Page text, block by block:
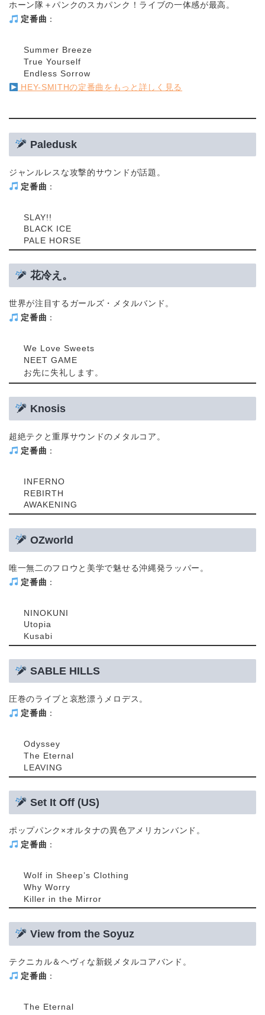
ホーン隊＋パンクのスカパンク！ライブの一体感が最高。
定番曲 ：
Summer Breeze
True Yourself
Endless Sorrow
HEY-SMITHの定番曲をもっと詳しく見る
Paledusk
ジャンルレスな攻撃的サウンドが話題。
定番曲 ：
SLAY!!
BLACK ICE
PALE HORSE
花冷え。
世界が注目するガールズ・メタルバンド。
定番曲 ：
We Love Sweets
NEET GAME
お先に失礼します。
Knosis
超絶テクと重厚サウンドのメタルコア。
定番曲 ：
INFERNO
REBIRTH
AWAKENING
OZworld
唯一無二のフロウと美学で魅せる沖縄発ラッパー。
定番曲 ：
NINOKUNI
Utopia
Kusabi
SABLE HILLS
圧巻のライブと哀愁漂うメロデス。
定番曲 ：
Odyssey
The Eternal
LEAVING
Set It Off (US)
ポップパンク×オルタナの異色アメリカンバンド。
定番曲 ：
Wolf in Sheep’s Clothing
Why Worry
Killer in the Mirror
View from the Soyuz
テクニカル＆ヘヴィな新鋭メタルコアバンド。
定番曲 ：
The Eternal